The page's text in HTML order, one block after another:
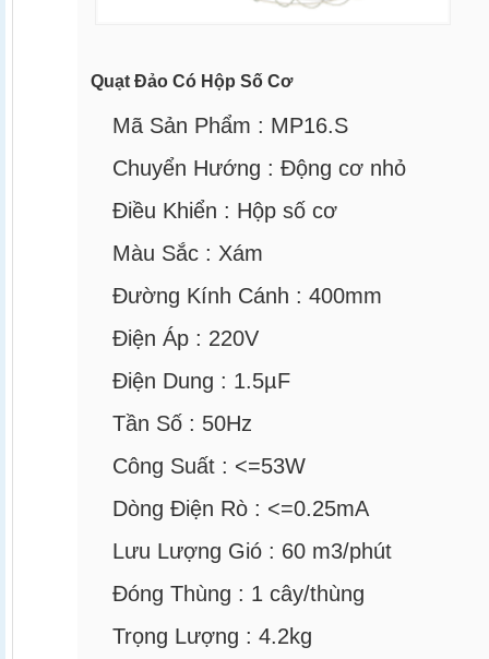
Quạt Đảo Có Hộp Số Cơ
Mã Sản Phẩm : MP16.S
Chuyển Hướng : Động cơ nhỏ
Điều Khiển : Hộp số cơ
Màu Sắc : Xám
Đường Kính Cánh : 400mm
Điện Áp : 220V
Điện Dung : 1.5µF
Tần Số : 50Hz
Công Suất : <=53W
Dòng Điện Rò : <=0.25mA
Lưu Lượng Gió : 60 m3/phút
Đóng Thùng : 1 cây/thùng
Trọng Lượng : 4.2kg